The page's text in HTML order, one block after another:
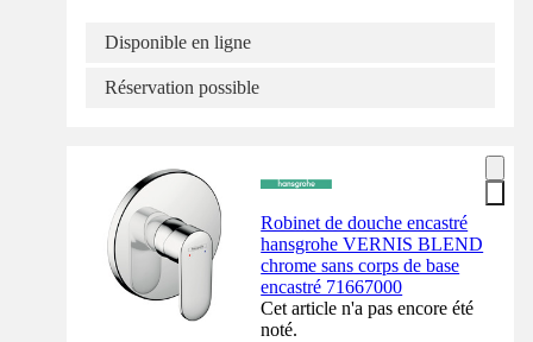
Disponible en ligne
Réservation possible
Robinet de douche encastré
hansgrohe VERNIS BLEND
chrome sans corps de base
encastré 71667000
Cet article n'a pas encore été
noté.